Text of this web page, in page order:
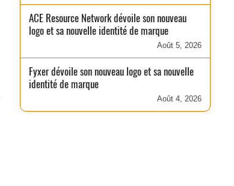
ACE Resource Network dévoile son nouveau
logo et sa nouvelle identité de marque
Août 5, 2026
Fyxer dévoile son nouveau logo et sa nouvelle
identité de marque
Août 4, 2026